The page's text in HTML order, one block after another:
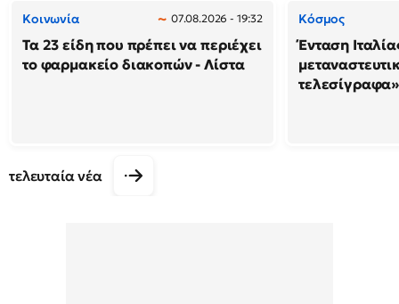
Κοινωνία 07.08.2026 - 19:32
Τα 23 είδη που πρέπει να περιέχει
το φαρμακείο διακοπών - Λίστα
Κόσμος
Ένταση
τελευταία νέα